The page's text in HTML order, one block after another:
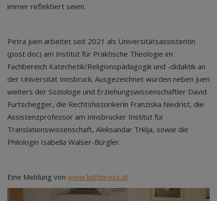
immer reflektiert seien.
Petra Juen arbeitet seit 2021 als Universitätsassistentin
(post doc) am Institut für Praktische Theologie im
Fachbereich Katechetik/Religionspädagogik und -didaktik an
der Universität Innsbruck. Ausgezeichnet wurden neben Juen
weiters der Soziologe und Erziehungswissenschaftler David
Furtschegger, die Rechtshistorikerin Franziska Niedrist, die
Assistenzprofessor am Innsbrucker Institut für
Translationswissenschaft, Aleksandar Trklja, sowie die
Philologin Isabella Walser-Bürgler.
Eine Meldung von www.kathpress.at